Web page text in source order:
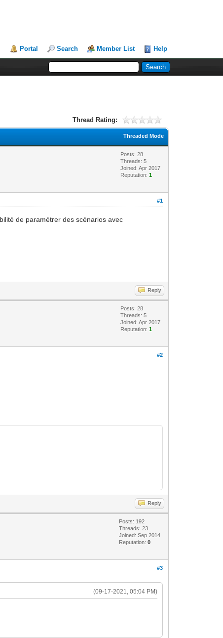
Portal Search Member List Help
Thread Rating:
Threaded Mode
Posts: 28
Threads: 5
Joined: Apr 2017
Reputation:1
#1
de paramétrer des scénarios avec
Reply
Posts: 28
Threads: 5
Joined: Apr 2017
Reputation:1
#2
Reply
Posts: 192
Threads: 23
Joined: Sep 2014
Reputation:0
#3
(09-17-2021, 05:04 PM)